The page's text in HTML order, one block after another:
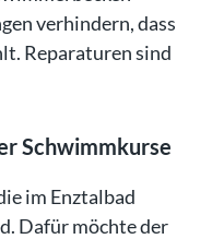
verhindern, dass
Reparaturen sind
Schwimmkurse
im Enztalbad
Dafür möchte der